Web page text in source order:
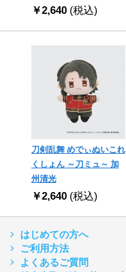
￥2,640 (税込)
刀剣乱舞 めでぃぬいこれ
くしょん ～刀ミュ～ 加
州清光
￥2,640 (税込)
はじめての方へ
ご利用方法
よくあるご質問